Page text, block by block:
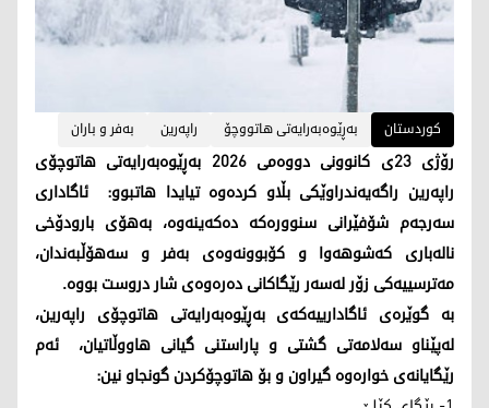
کوردستان بەڕێوەبەرایەتی هاتووچۆ راپەرین بەفر و باران
رۆژی 23ی کانوونی دووەمی 2026 بەڕێوەبەرایەتی هاتوچۆی
راپەرین راگەیەندراوێکی بڵاو کردەوە تیایدا هاتبوو: ئاگاداری
سەرجەم شۆفێرانی سنوورەکە دەکەینەوە، بەهۆی بارودۆخی
نالەباری کەشوهەوا و کۆبوونەوەی بەفر و سەهۆڵبەندان،
مەترسییەکی زۆر لەسەر رێگاکانی دەرەوەی شار دروست بووە.
بە گوێرەی ئاگادارییەکەی بەڕێوەبەرایەتی هاتوچۆی راپەرین،
لەپێناو سەلامەتی گشتی و پاراستنی گیانی هاووڵاتیان، ئەم
رێگایانەی خوارەوە گیراون و بۆ هاتوچۆکردن گونجاو نین: